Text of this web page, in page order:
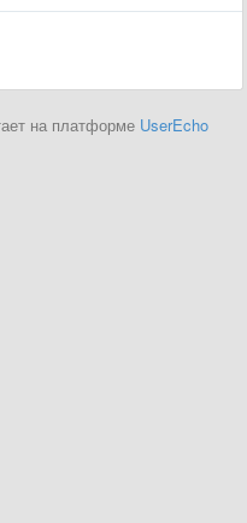
на платформе UserEcho